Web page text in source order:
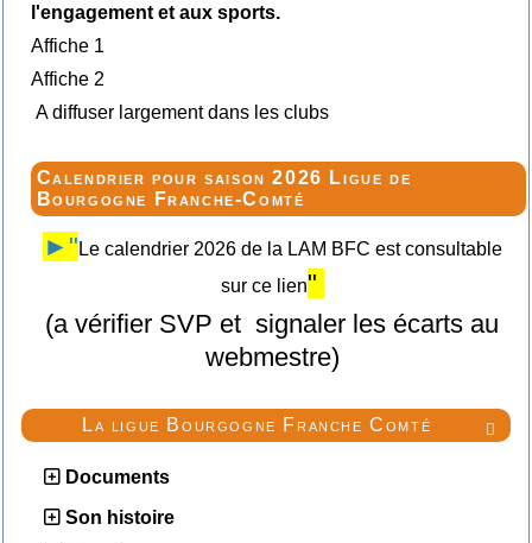

La ligue Bourgogne Franche Comté
Documents
Son histoire
l'engagement et aux sports.
Affiche 1
Affiche 2
A diffuser largement dans les clubs
Calendrier pour saison 2026 Ligue de
Bourgogne Franche-Comté
►" Le calendrier 2026 de la LAM BFC est consultable
sur ce lien"
(a vérifier SVP et signaler les écarts au
webmestre)